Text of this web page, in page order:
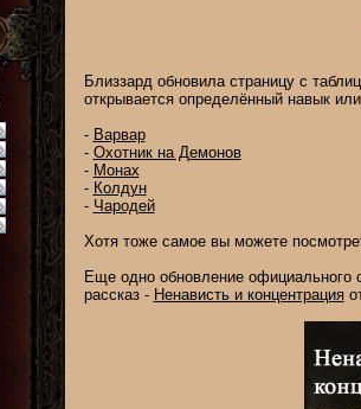
Близзард обновила страницу с
открывается определённый навык
- Варвар
- Охотник на Демонов
- Монах
- Колдун
- Чародей
Хотя тоже самое вы можете
Еще одно обновление официального
рассказ - Ненависть и концентрация